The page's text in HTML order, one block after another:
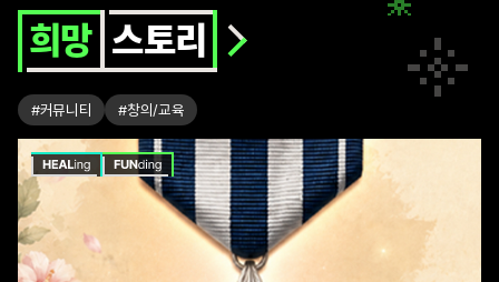
희망 스토리
#커뮤니티 #창의/교육